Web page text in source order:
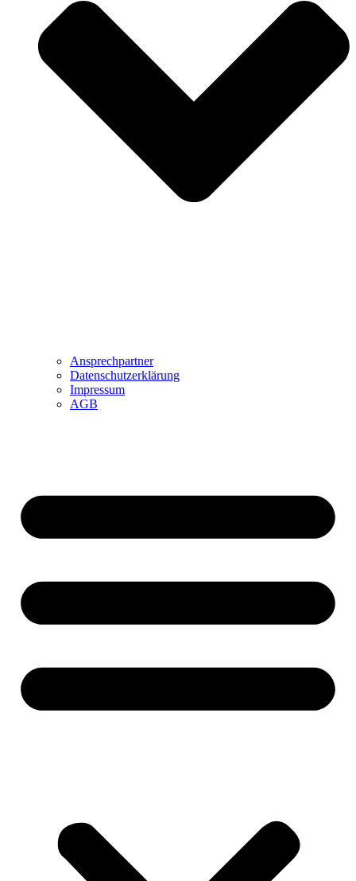
Ansprechpartner
Datenschutzerklärung
Impressum
AGB